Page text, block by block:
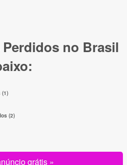
no Brasil
(1)
(2)
grátis »